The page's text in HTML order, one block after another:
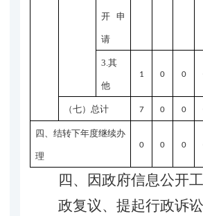
开申
请
3.其
他
1 0 0
（七）总计 7 0 0
四、结转下年度继续办
理
0 0 0
四、
因政府信息公开
政复议、提起行政诉